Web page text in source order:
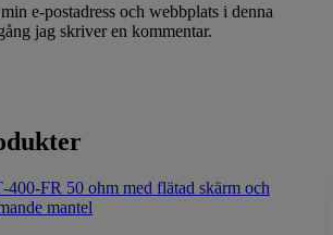
e-postadress och webbplats i denna
jag skriver en kommentar.